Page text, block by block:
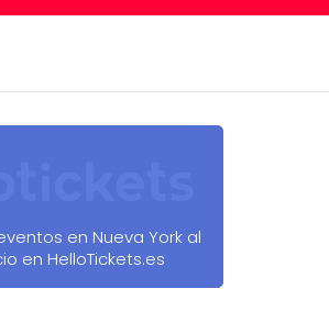
en Nueva York al
en HelloTickets.es